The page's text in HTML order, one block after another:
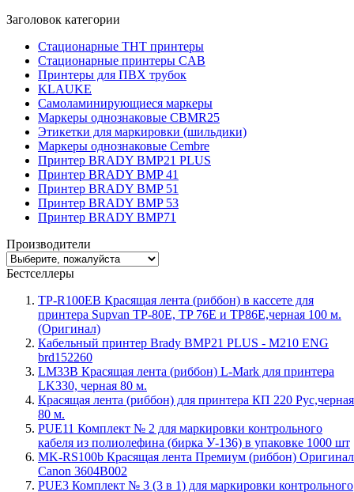
Заголовок категории
Стационарные THT принтеры
Стационарные принтеры CAB
Принтеры для ПВХ трубок
KLAUKE
Самоламинирующиеся маркеры
Маркеры однознаковые CBMR25
Этикетки для маркировки (шильдики)
Маркеры однознаковые Cembre
Принтер BRADY BMP21 PLUS
Принтер BRADY BMP 41
Принтер BRADY BMP 51
Принтер BRADY BMP 53
Принтер BRADY BMP71
Производители
Бестселлеры
TP-R100EB Красящая лента (риббон) в кассете для
принтера Supvan TP-80E, TP 76E и TP86E,черная 100 м.
(Оригинал)
Кабельный принтер Brady BMP21 PLUS - M210 ENG
brd152260
LM33B Красящая лента (риббон) L-Mark для принтера
LK330, черная 80 м.
Красящая лента (риббон) для принтера КП 220 Рус,черная
80 м.
PUE11 Комплект № 2 для маркировки контрольного
кабеля из полиолефина (бирка У-136) в упаковке 1000 шт
MK-RS100b Красящая лента Премиум (риббон) Оригинал
Canon 3604B002
PUE3 Комплект № 3 (3 в 1) для маркировки контрольного